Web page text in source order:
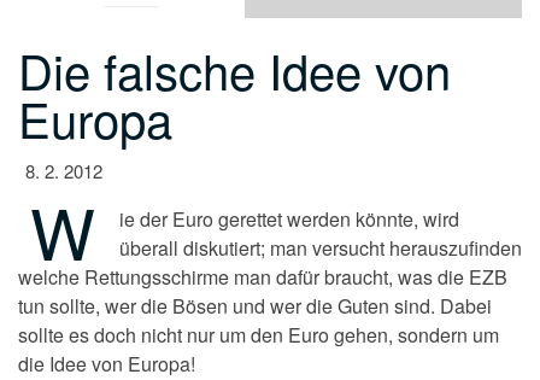
Die falsche Idee von
Europa
8. 2. 2012
W
ie der Euro gerettet werden könnte, wird
überall diskutiert; man versucht herauszufinden
welche Rettungsschirme man dafür braucht, was die EZB
tun sollte, wer die Bösen und wer die Guten sind. Dabei
sollte es doch nicht nur um den Euro gehen, sondern um
die Idee von Europa!